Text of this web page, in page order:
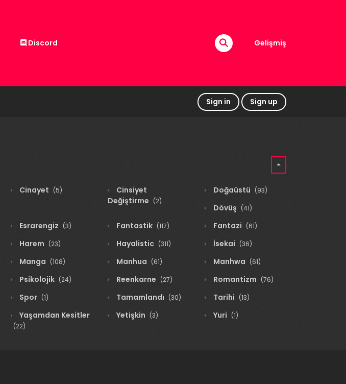
Discord Gelişmiş
Sign in Sign up
Cinayet (5)
Cinsiyet
Değiştirme (2)
Doğaüstü (93)
Dövüş (41)
Esrarengiz (3) Fantastik (117) Fantazi (61)
Harem (23) Hayalistic (311) İsekai (36)
Manga (108) Manhua (61) Manhwa (61)
Psikolojik (24) Reenkarne (27) Romantizm (76)
Spor (1) Tamamlandı (30) Tarihi (13)
Yaşamdan Kesitler
(22)
Yetişkin (3) Yuri (1)